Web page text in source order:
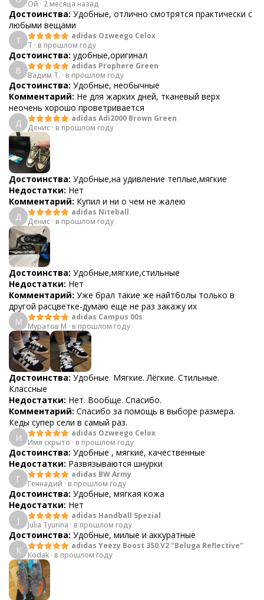
Ой · 2 месяца назад
Достоинства: Удобные, отлично смотрятся практически с
любыми вещами
T
adidas Ozweego Celox
T · в прошлом году
Достоинства: удобные,оригинал
В
adidas Prophere Green
Вадим Т. · в прошлом году
Достоинства: Удобные, необычные
Комментарий: Не для жарких дней, тканевый верх
неочень хорошо проветривается
Д
adidas Adi2000 Brown Green
Денис · в прошлом году
Достоинства: Удобные,на удивление теплые,мягкие
Недостатки: Нет
Комментарий: Купил и ни о чем не жалею
Д
adidas Niteball
Денис · в прошлом году
Достоинства: Удобные,мягкие,стильные
Недостатки: Нет
Комментарий: Уже брал такие же найтболы только в
другой расцветке-думаю еще не раз закажу их
М
adidas Campus 00s
Муратов М · в прошлом году
Достоинства: Удобные. Мягкие. Лёгкие. Стильные.
Классные
Недостатки: Нет. Вообще. Спасибо.
Комментарий: Спасибо за помощь в выборе размера.
Кеды супер сели в самый раз.
И
adidas Ozweego Celox
Имя скрыто · в прошлом году
Достоинства: Удобные , мягкие, качественные
Недостатки: Развязываются шнурки
Г
adidas BW Army
Геннадий · в прошлом году
Достоинства: Удобные, мягкая кожа
Недостатки: Нет
J
adidas Handball Spezial
Julia Tyurina · в прошлом году
Достоинства: Удобные, милые и аккуратные
K
adidas Yeezy Boost 350 V2 "Beluga Reflective"
Kodak · в прошлом году